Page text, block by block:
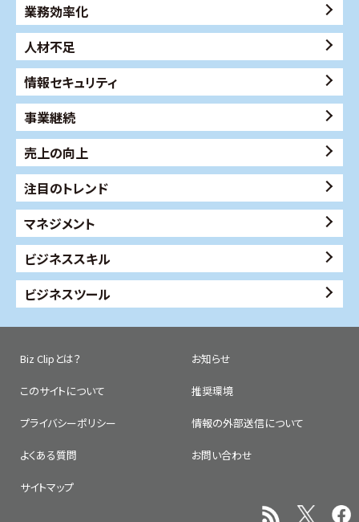
業務効率化
人材不足
情報セキュリティ
事業継続
売上の向上
注目のトレンド
マネジメント
ビジネススキル
ビジネスツール
Biz Clipとは？ お知らせ
このサイトについて 推奨環境
プライバシーポリシー 情報の外部送信について
よくある質問 お問い合わせ
サイトマップ